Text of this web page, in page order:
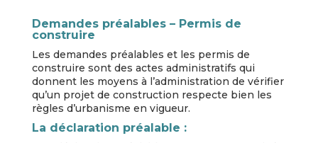
Demandes préalables – Permis de
construire
Les demandes préalables et les permis de
construire sont des actes administratifs qui
donnent les moyens à l’administration de vérifier
qu’un projet de construction respecte bien les
règles d’urbanisme en vigueur.
La déclaration préalable :